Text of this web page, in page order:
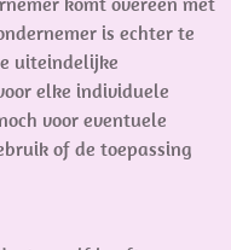
is echter te
uiteindelijke
elke individuele
voor eventuele
of de toepassing